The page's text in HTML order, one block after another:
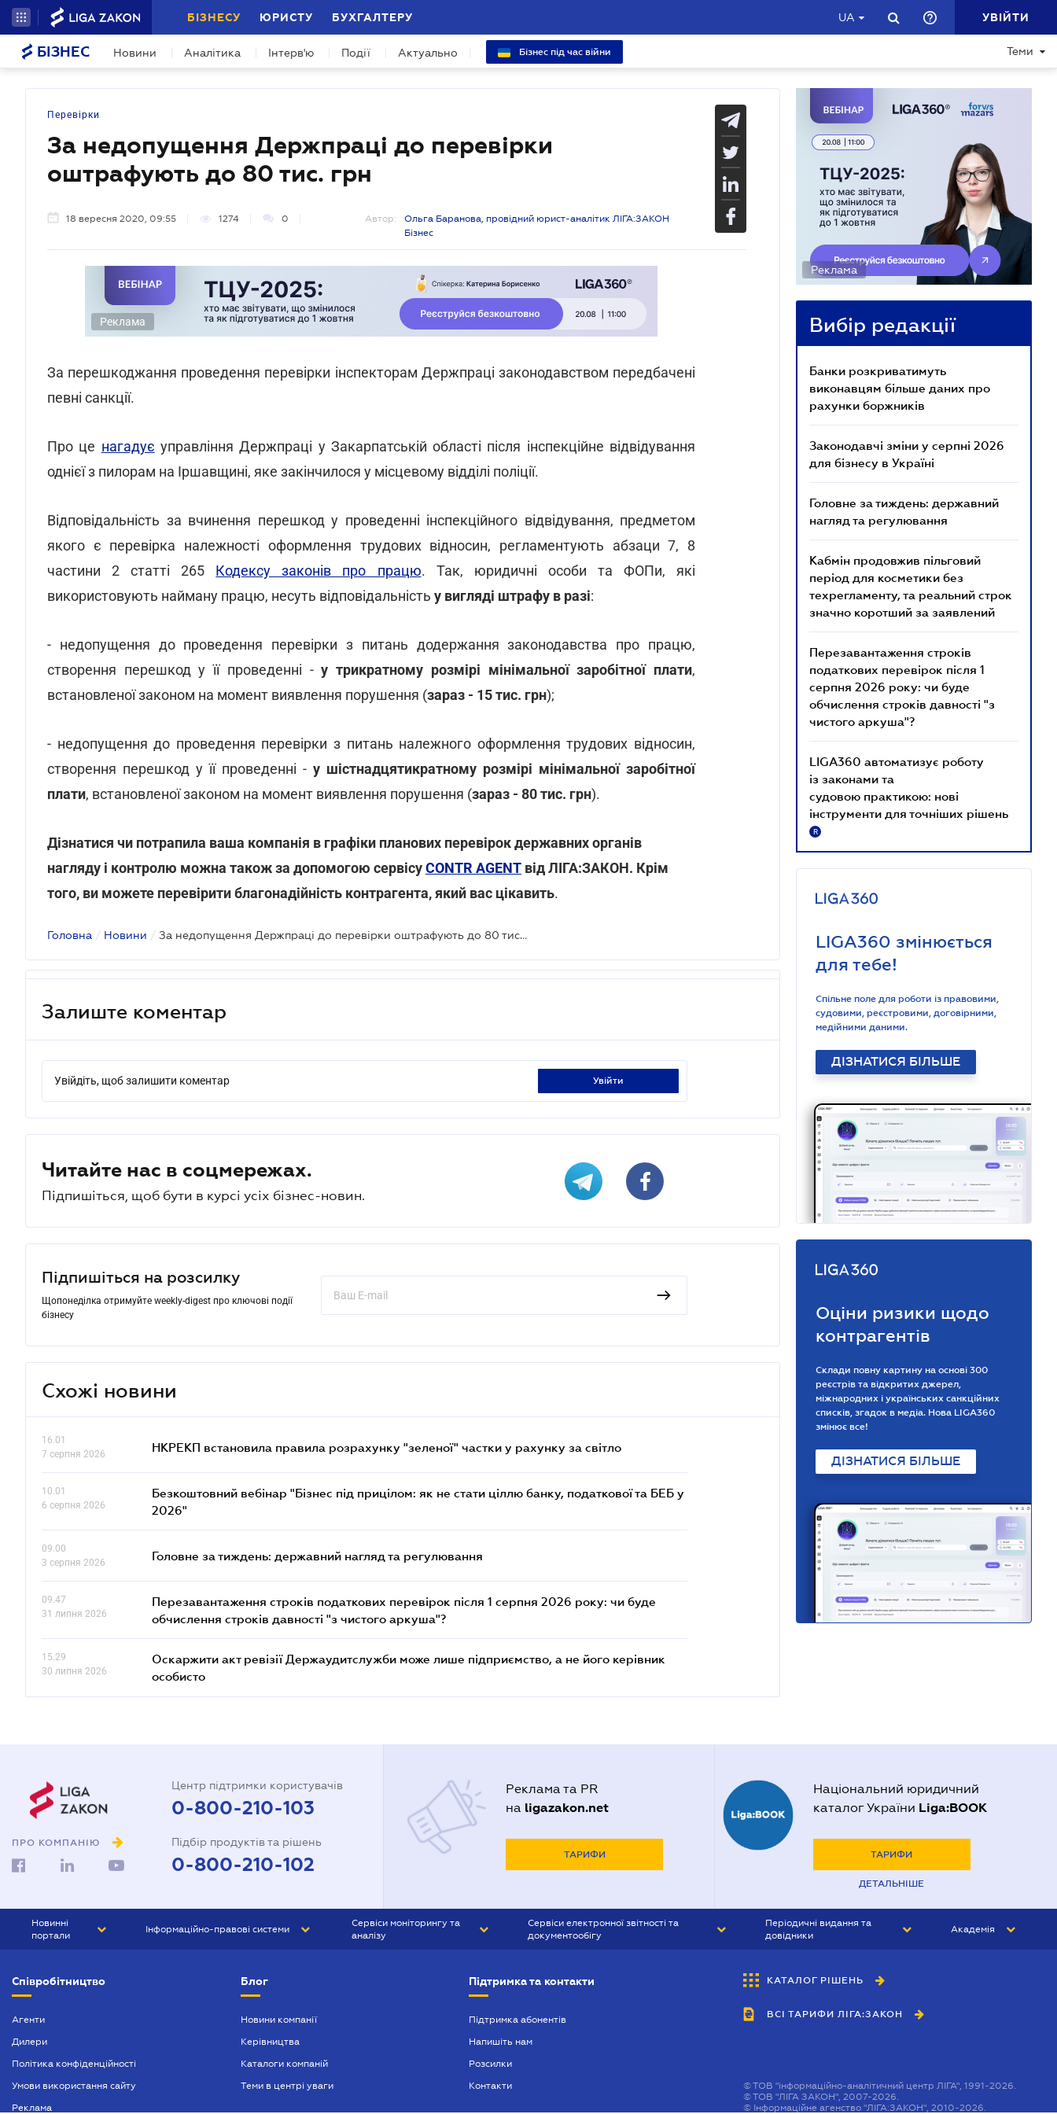
БІЗНЕСУ ЮРИСТУ БУХГАЛТЕРУ UA УВІЙТИ
БІЗНЕС Новини Аналітика Інтерв'ю Події Актуально Бізнес під час війни Теми
Перевірки
За недопущення Держпраці до перевірки
оштрафують до 80 тис. грн
18 вересня 2020, 09:55 1274 0 Автор:
Ольга Баранова, провідний юрист-аналітик ЛІГА:ЗАКОН
Бізнес
Реклама
За перешкоджання проведення перевірки інспекторам Держпраці законодавством передбачені
певні санкції.
Про це нагадує управління Держпраці у Закарпатській області після інспекційне відвідування
однієї з пилорам на Іршавщині, яке закінчилося у місцевому відділі поліції.
Відповідальність за вчинення перешкод у проведенні інспекційного відвідування, предметом
якого є перевірка належності оформлення трудових відносин, регламентують абзаци 7, 8
частини 2 статті 265 Кодексу законів про працю. Так, юридичні особи та ФОПи, які
використовують найману працю, несуть відповідальність у вигляді штрафу в разі:
- недопущення до проведення перевірки з питань додержання законодавства про працю,
створення перешкод у її проведенні -у трикратному розмірі мінімальної заробітної плати,
встановленої законом на момент виявлення порушення (зараз - 15 тис. грн);
- недопущення до проведення перевірки з питань належного оформлення трудових відносин,
створення перешкод у її проведенні - у шістнадцятикратному розмірі мінімальної заробітної
плати, встановленої законом на момент виявлення порушення (зараз - 80 тис. грн).
Дізнатися чи потрапила ваша компанія в графіки планових перевірок державних органів
нагляду і контролю можна також за допомогою сервісуCONTR AGENT від ЛІГА:ЗАКОН. Крім
того, ви можете перевірити благонадійність контрагента, який вас цікавить.
Головна / Новини / За недопущення Держпраці до перевірки оштрафують до 80 тис. грн
Залиште коментар
Увійдіть, щоб залишити коментар увійти
Читайте нас в соцмережах.
Підпишіться, щоб бути в курсі усіх бізнес-новин.
Підпишіться на розсилку
Щопонеділка отримуйте weekly-digest про ключові події
бізнесу
Схожі новини
16.01
7 серпня 2026
НКРЕКП встановила правила розрахунку "зеленої" частки у рахунку за світло
10.01
6 серпня 2026
Безкоштовний вебінар "Бізнес під прицілом: як не стати ціллю банку, податкової та БЕБ у
2026"
09.00
3 серпня 2026
Головне за тиждень: державний нагляд та регулювання
09.47
31 липня 2026
Перезавантаження строків податкових перевірок після 1 серпня 2026 року: чи буде
обчислення строків давності "з чистого аркуша"?
15.29
30 липня 2026
Оскаржити акт ревізії Держаудитслужби може лише підприємство, а не його керівник
особисто
Реклама
Вибір редакції
Банки розкриватимуть
виконавцям більше даних про
рахунки боржників
Законодавчі зміни у серпні 2026
для бізнесу в Україні
Головне за тиждень: державний
нагляд та регулювання
Кабмін продовжив пільговий
період для косметики без
техрегламенту, та реальний строк
значно коротший за заявлений
Перезавантаження строків
податкових перевірок після 1
серпня 2026 року: чи буде
обчислення строків давності "з
чистого аркуша"?
LIGA360 автоматизує роботу
із законами та
судовою практикою: нові
інструменти для точніших рішень
R
LIGA360 змінюється
для тебе!
Спільне поле для роботи із правовими,
судовими, реєстровими, договірними,
медійними даними.
ДІЗНАТИСЯ БІЛЬШЕ
Оціни ризики щодо
контрагентів
Склади повну картину на основі 300
реєстрів та відкритих джерел,
міжнародних і українських санкційних
списків, згадок в медіа. Нова LIGA360
змінює все!
ДІЗНАТИСЯ БІЛЬШЕ
ПРО КОМПАНІЮ
Центр підтримки користувачів
0-800-210-103
Підбір продуктів та рішень
0-800-210-102
Реклама та PR
на ligazakon.net
ТАРИФИ
Національний юридичний
каталог України Liga:BOOK
ТАРИФИ
ДЕТАЛЬНІШЕ
Новинні
портали
БІЗНЕС
Інформаційно-правові системи
БУХГАЛТЕР ПРОФ
Сервіси моніторингу та
аналізу
Сервіси електронної звітності та
документообігу
Періодичні видання та
довідники
БУХГАЛТЕР&ЗАКОН
ВІСНИК МСФЗ
Академія
Співробітництво
Агенти
Дилери
Політика конфіденційності
Умови використання сайту
Реклама
Блог
Новини компанії
Керівництва
Каталоги компаній
Теми в центрі уваги
Підтримка та контакти
Підтримка абонентів
Напишіть нам
Розсилки
Контакти
КАТАЛОГ РІШЕНЬ
ВСІ ТАРИФИ ЛІГА:ЗАКОН
©ТОВ "інформаційно-аналітичний центр ЛІГА", 1991-2026.
©ТОВ "ЛІГА ЗАКОН", 2007-2026.
© Інформаційне агенство "ЛІГА:ЗАКОН", 2010-2026.